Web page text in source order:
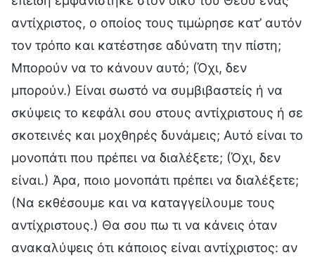
αντίχριστος, ο οποίος τους τιμώρησε κατ’ αυτόν
τον τρόπο και κατέστησε αδύνατη την πίστη;
Μπορούν να το κάνουν αυτό; (Όχι, δεν
μπορούν.) Είναι σωστό να συμβιβαστείς ή να
σκύψεις το κεφάλι σου στους αντίχριστους ή σε
σκοτεινές και μοχθηρές δυνάμεις; Αυτό είναι το
μονοπάτι που πρέπει να διαλέξετε; (Όχι, δεν
είναι.) Άρα, ποιο μονοπάτι πρέπει να διαλέξετε;
(Να εκθέσουμε και να καταγγείλουμε τους
αντίχριστους.) Θα σου πω τι να κάνεις όταν
ανακαλύψεις ότι κάποιος είναι αντίχριστος: αν